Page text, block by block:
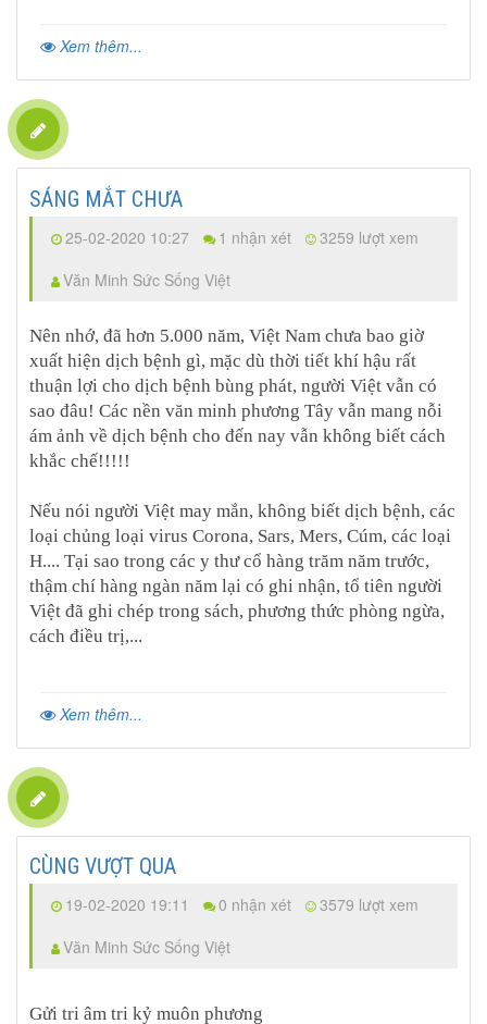
Xem thêm...
SÁNG MẮT CHƯA
25-02-2020 10:27 1 nhận xét
3259 lượt xem
Văn Minh Sức Sống Việt
Nên nhớ, đã hơn 5.000 năm, Việt Nam chưa bao giờ
xuất hiện dịch bệnh gì, mặc dù thời tiết khí hậu rất
thuận lợi cho dịch bệnh bùng phát, người Việt vẫn có
sao đâu! Các nền văn minh phương Tây vẫn mang nỗi
ám ảnh về dịch bệnh cho đến nay vẫn không biết cách
khắc chế!!!!!
Nếu nói người Việt may mắn, không biết dịch bệnh, các
loại chủng loại virus Corona, Sars, Mers, Cúm, các loại
H.... Tại sao trong các y thư cổ hàng trăm năm trước,
thậm chí hàng ngàn năm lại có ghi nhận, tổ tiên người
Việt đã ghi chép trong sách, phương thức phòng ngừa,
cách điều trị,...
Xem thêm...
CÙNG VƯỢT QUA
19-02-2020 19:11 0 nhận xét
3579 lượt xem
Văn Minh Sức Sống Việt
Gửi tri âm tri kỷ muôn phương